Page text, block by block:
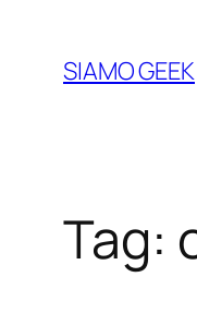
contenuto
SIAMO GEEK
Tag: